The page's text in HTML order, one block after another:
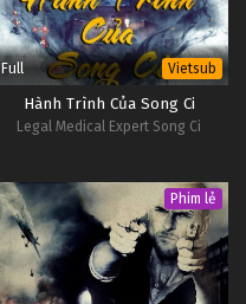
Full Vietsub
Hành Trình Của Song Ci
Legal Medical Expert Song Ci
Phim lẻ